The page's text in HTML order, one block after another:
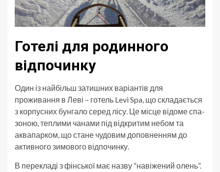
Готелі для родинного
відпочинку
Один із найбільш затишних варіантів для
проживання в Леві – готель Levi Spa, що складається
з корпусних бунгало серед лісу. Це місце відоме спа-
зоною, теплими чанами під відкритим небом та
аквапарком, що стане чудовим доповненням до
активного зимового відпочинку.
В перекладі з фінської має назву “навіжений олень”.